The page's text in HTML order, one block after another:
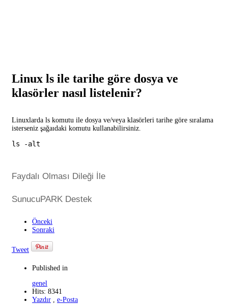
Linux ls ile tarihe göre dosya ve
klasörler nasıl listelenir?
Linuxlarda ls komutu ile dosya ve/veya klasörleri tarihe göre sıralama
isterseniz şağaıdaki komutu kullanabilirsiniz.
ls -alt
Faydalı Olması Dileği İle
SunucuPARK Destek
Önceki
Sonraki
Tweet
Published in
genel
Hits: 8341
Yazdır
e-Posta